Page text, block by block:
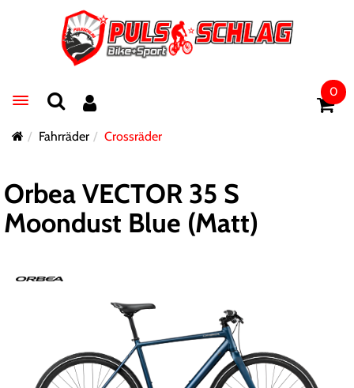
Toggle navigation
0
Fahrräder Crossräder
Orbea VECTOR 35 S
Moondust Blue (Matt)